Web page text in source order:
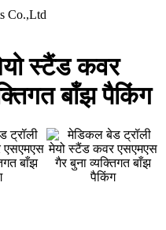
Co.,Ltd
स्टैंड कवर
बाँझ पैकिंग